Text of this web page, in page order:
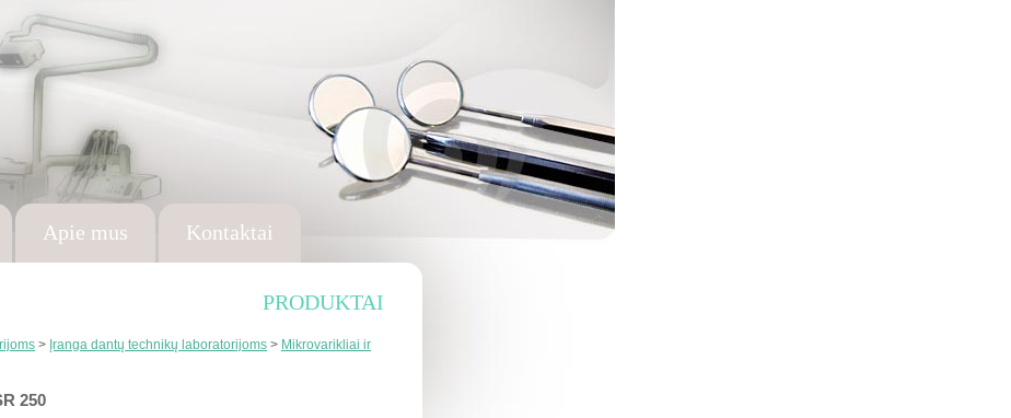
Apie mus Kontaktai
PRODUKTAI
> Įranga dantų technikų laboratorijoms > Mikrovarikliai ir
250